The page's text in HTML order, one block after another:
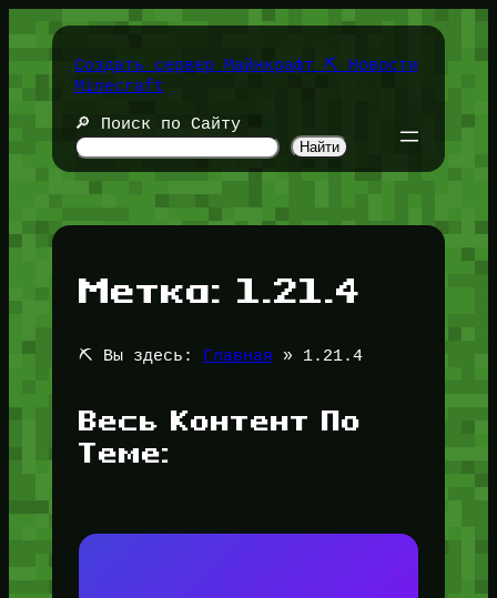
содержимомуСоздать сервер Майнкрафт ⛏️ Новости
Minecraft
🔎 Поиск по Сайту
Найти
Метка: 1.21.4
⛏️ Вы здесь: Главная » 1.21.4
Весь Контент По
Теме: